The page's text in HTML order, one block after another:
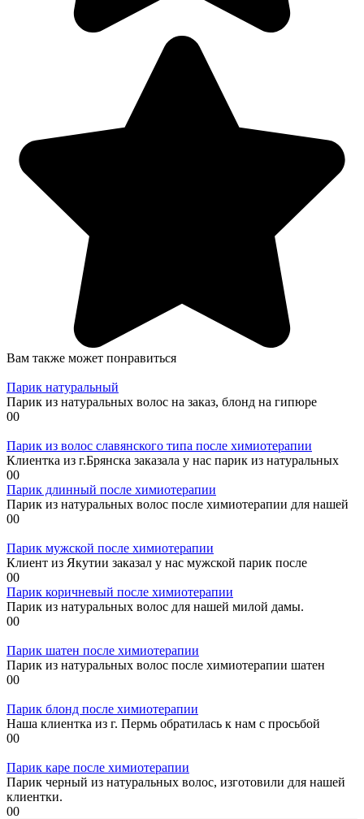
Вам также может понравиться
Парик натуральный
Парик из натуральных волос на заказ, блонд на гипюре
00
Парик из волос славянского типа после химиотерапии
Клиентка из г.Брянска заказала у нас парик из натуральных
00
Парик длинный после химиотерапии
Парик из натуральных волос после химиотерапии для нашей
00
Парик мужской после химиотерапии
Клиент из Якутии заказал у нас мужской парик после
00
Парик коричневый после химиотерапии
Парик из натуральных волос для нашей милой дамы.
00
Парик шатен после химиотерапии
Парик из натуральных волос после химиотерапии шатен
00
Парик блонд после химиотерапии
Наша клиентка из г. Пермь обратилась к нам с просьбой
00
Парик каре после химиотерапии
Парик черный из натуральных волос, изготовили для нашей
клиентки.
00